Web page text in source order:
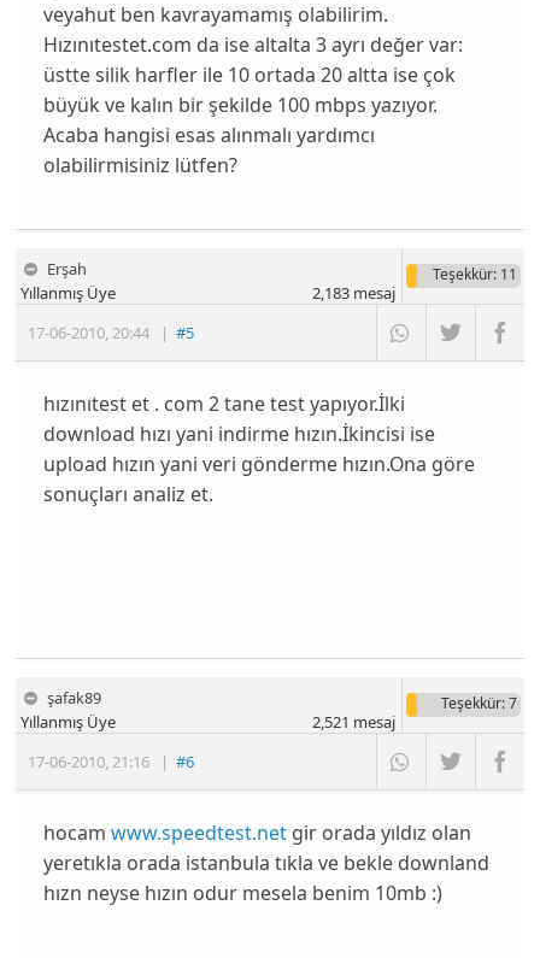
veyahut ben kavrayamamış olabilirim.
Hızınıtestet.com da ise altalta 3 ayrı değer var:
üstte silik harfler ile 10 ortada 20 altta ise çok
büyük ve kalın bir şekilde 100 mbps yazıyor.
Acaba hangisi esas alınmalı yardımcı
olabilirmisiniz lütfen?
Erşah
17-06-2010,20:44 |#5
Yıllanmış Üye
Teşekkür: 11
2,183mesaj
hızınıtest et . com 2 tane test yapıyor.İlki
download hızı yani indirme hızın.İkincisi ise
upload hızın yani veri gönderme hızın.Ona göre
sonuçları analiz et.
şafak89
17-06-2010,21:16 |#6
Yıllanmış Üye
Teşekkür: 7
2,521 mesaj
hocam www.speedtest.netgir orada yıldız olan
yeretıkla orada istanbula tıkla ve bekle downland
hızn neyse hızın odur mesela benim 10mb :)